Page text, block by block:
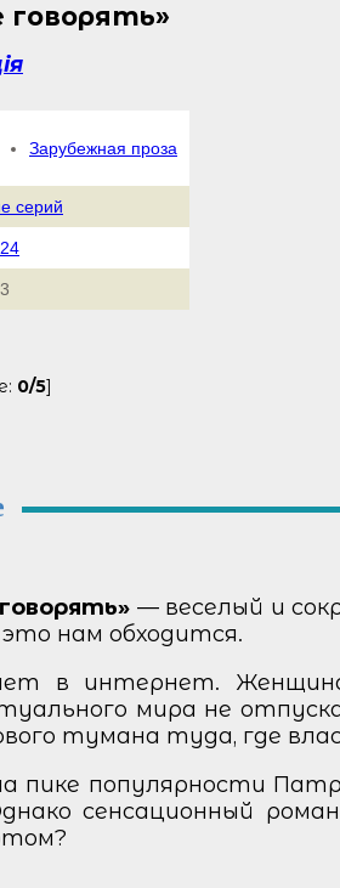
говорять»
Зарубежная проза
серий
0/5]
— веселый и
нам обходится.
в интернет.
мира не
тумана туда, где
пике популярности
сенсационный